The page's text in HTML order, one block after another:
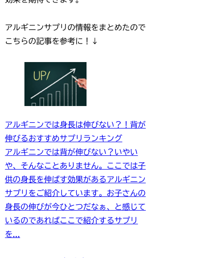
アルギニンサプリの情報をまとめたので
こちらの記事を参考に！↓
アルギニンでは身長は伸びない？！背が
伸びるおすすめサプリランキング
アルギニンでは背が伸びない？いやい
や、そんなことありません。ここでは子
供の身長を伸ばす効果があるアルギニン
サプリをご紹介しています。お子さんの
身長の伸びが今ひとつだなぁ、と感じて
いるのであればここで紹介するサプリ
を...